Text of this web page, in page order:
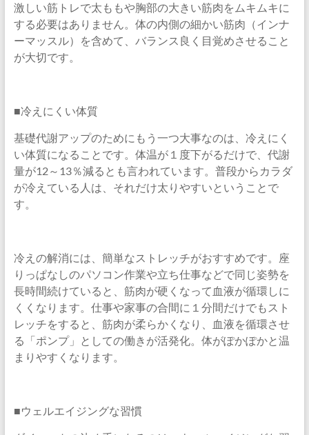
激しい筋トレで太ももや胸部の大きい筋肉をムキムキに
する必要はありません。体の内側の細かい筋肉（インナ
ーマッスル）を含めて、バランス良く目覚めさせること
が大切です。
■冷えにくい体質
基礎代謝アップのためにもう一つ大事なのは、冷えにく
い体質になることです。体温が１度下がるだけで、代謝
量が12～13％減るとも言われています。普段からカラダ
が冷えている人は、それだけ太りやすいということで
す。
冷えの解消には、簡単なストレッチがおすすめです。座
りっぱなしのパソコン作業や立ち仕事などで同じ姿勢を
長時間続けていると、筋肉が硬くなって血液が循環しに
くくなります。仕事や家事の合間に１分間だけでもスト
レッチをすると、筋肉が柔らかくなり、血液を循環させ
る「ポンプ」としての働きが活発化。体がぽかぽかと温
まりやすくなります。
■ウェルエイジングな習慣